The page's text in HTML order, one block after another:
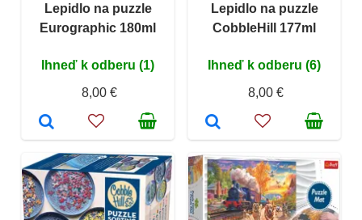
Lepidlo na puzzle
Eurographic 180ml
Ihneď k odberu (1)
8,00 €
Lepidlo na puzzle
CobbleHill 177ml
Ihneď k odberu (6)
8,00 €